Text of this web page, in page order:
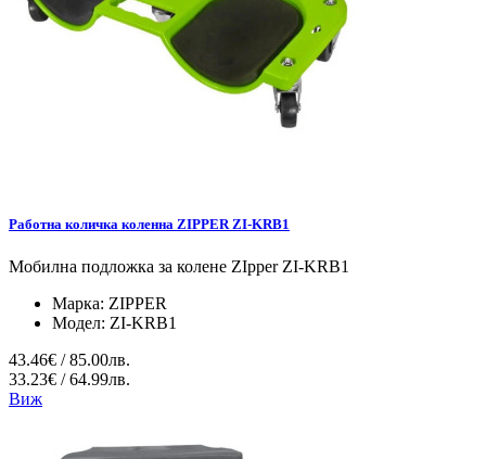
Работна количка коленна ZIPPER ZI-KRB1
Мобилна подложка за колене ZIpper ZI-KRB1
Марка: ZIPPER
Модел: ZI-KRB1
43.46€ / 85.00лв.
33.23€ / 64.99лв.
Виж